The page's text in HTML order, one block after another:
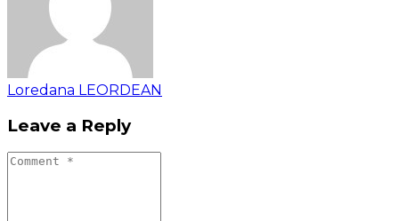
Loredana LEORDEAN
Leave a Reply